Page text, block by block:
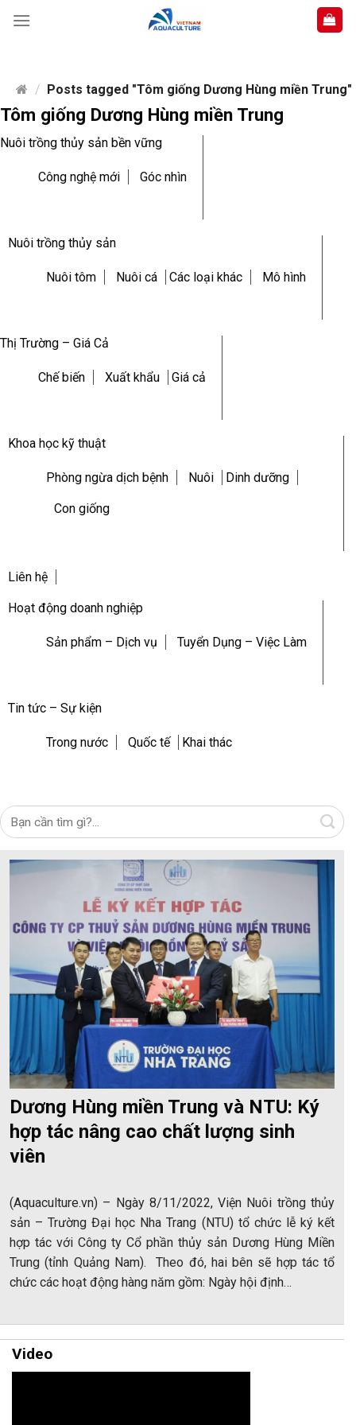
content
/ Posts tagged "Tôm giống Dương Hùng miền Trung"
Tôm giống Dương Hùng miền Trung
Nuôi trồng thủy sản bền vững
Công nghệ mới Góc nhìn
Nuôi trồng thủy sản
Nuôi tôm Nuôi cá Các loại khác Mô hình
Thị Trường – Giá Cả
Chế biến Xuất khẩu Giá cả
Khoa học kỹ thuật
Phòng ngừa dịch bệnh Nuôi Dinh dưỡng
Con giống
Liên hệ
Hoạt động doanh nghiệp
Sản phẩm – Dịch vụ Tuyển Dụng – Việc Làm
Tin tức – Sự kiện
Trong nước Quốc tế Khai thác
Dương Hùng miền Trung và NTU: Ký
hợp tác nâng cao chất lượng sinh
viên
(Aquaculture.vn) – Ngày 8/11/2022, Viện Nuôi trồng thủy
sản – Trường Đại học Nha Trang (NTU) tổ chức lễ ký kết
hợp tác với Công ty Cổ phần thủy sản Dương Hùng Miền
Trung (tỉnh Quảng Nam). Theo đó, hai bên sẽ hợp tác tổ
chức các hoạt động hàng năm gồm: Ngày hội định…
Video